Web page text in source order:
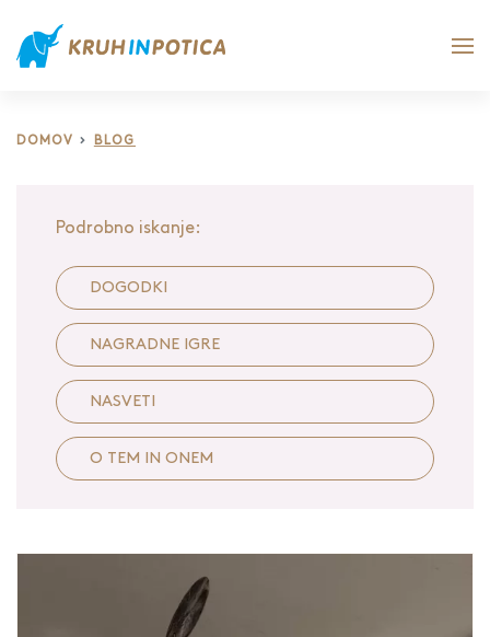
DOMOV BLOG
Podrobno iskanje:
DOGODKI
NAGRADNE IGRE
NASVETI
O TEM IN ONEM